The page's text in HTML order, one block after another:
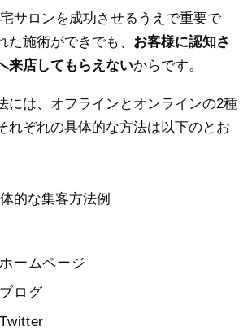
サロンを成功させるうえで重要で
た施術ができでも、 お客様に認知さ
来店してもらえないからです。
には、オフラインとオンラインの2種
れぞれの具体的な方法は以下のとお
的な集客方法例
ホームページ
ブログ
Twitter